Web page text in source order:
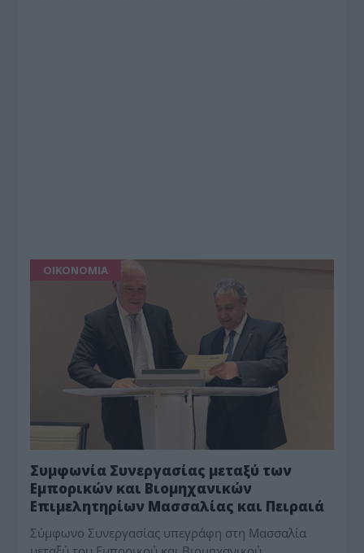
ΟΙΚΟΝΟΜΙΑ
Συμφωνία Συνεργασίας μεταξύ των
Εμπορικών και Βιομηχανικών
Επιμελητηρίων Μασσαλίας και Πειραιά
Σύμφωνο Συνεργασίας υπεγράφη στη Μασσαλία